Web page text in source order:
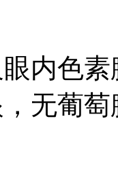
内色
无葡